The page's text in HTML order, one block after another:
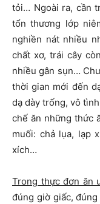
tỏi… Ngoài ra, cần
tổn thương lớp
nghiền nát nhiều
chất xơ, trái cây
nhiều gân sụn…
thời gian mới đến
dạ dày trống, vô
chế ăn những thức
muối: chả lụa, lạp
xích…
Trong thực đơn ăn
đúng giờ giấc,